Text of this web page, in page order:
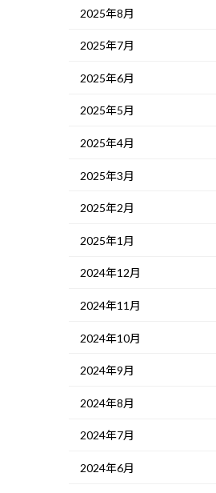
2025年8月
2025年7月
2025年6月
2025年5月
2025年4月
2025年3月
2025年2月
2025年1月
2024年12月
2024年11月
2024年10月
2024年9月
2024年8月
2024年7月
2024年6月